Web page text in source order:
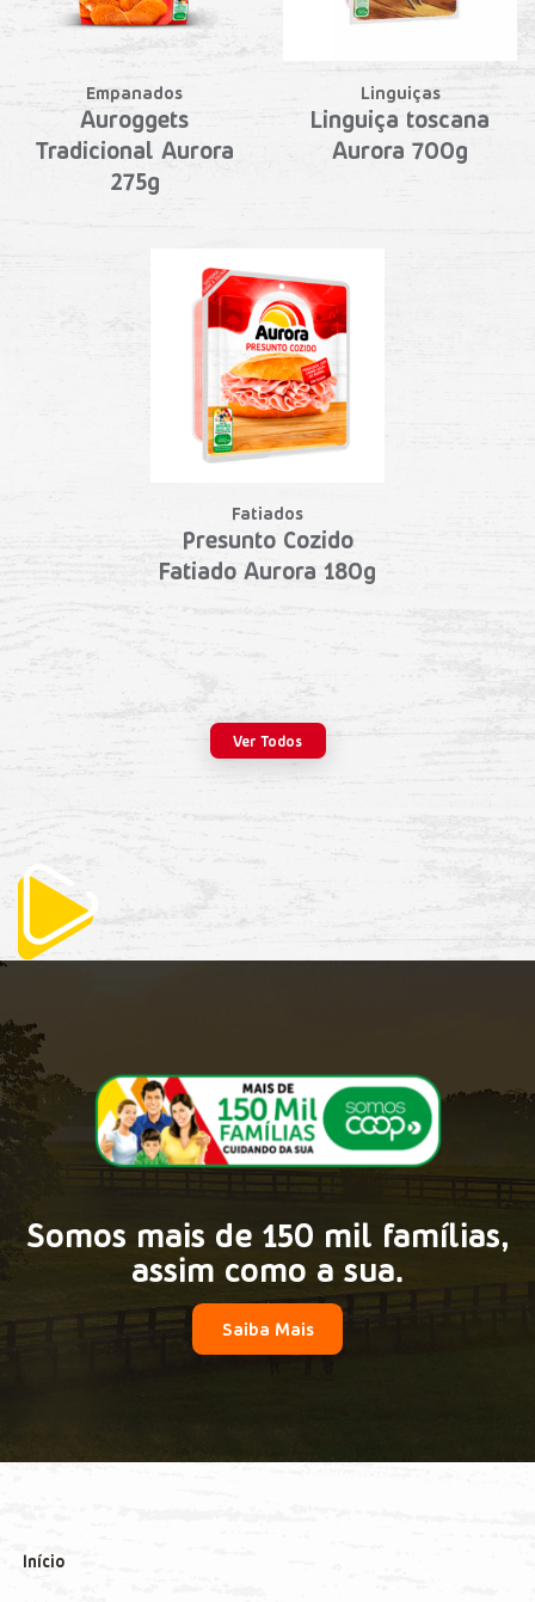
Empanados
Auroggets
Tradicional Aurora
275g
Linguiças
Linguiça toscana
Aurora 700g
Fatiados
Presunto Cozido
Fatiado Aurora 180g
Ver Todos
Somos mais de 150 mil famílias,
assim como a sua.
Saiba Mais
Início